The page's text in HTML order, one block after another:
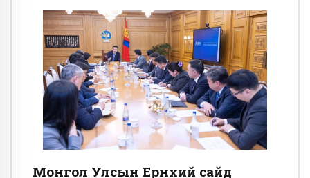
Монгол Улсын Ерөнхий сайд